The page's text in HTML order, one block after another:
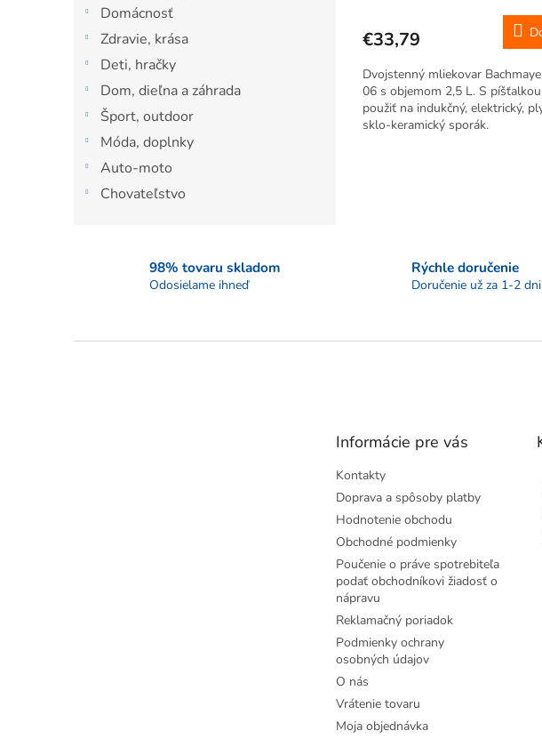
Domácnosť
Zdravie, krása
Deti, hračky
Dom, dieľna a záhrada
Šport, outdoor
Móda, doplnky
Auto-moto
Chovateľstvo
€33,79
Dvojstenný mliekovar
06 s objemom 2,5 L. S
použiť na indukčný, elektrický,
sklo-keramický sporák.
98% tovaru skladom
Odosielame ihneď
Rýchle doručenie
Doručenie už za 1-2 dni
Informácie pre vás
Kontakty
Doprava a spôsoby platby
Hodnotenie obchodu
Obchodné podmienky
Poučenie o práve spotrebiteľa
podať obchodníkovi žiadosť o
nápravu
Reklamačný poriadok
Podmienky ochrany
osobných údajov
O nás
Vrátenie tovaru
Moja objednávka